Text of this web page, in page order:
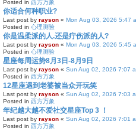
Posted in 西方万象
你适合何种职业?
Last post by rayson « Mon Aug 03, 2026 5:47
Posted in 心理测验
你是温柔派的人.还是疔伤派的人?
Last post by rayson « Mon Aug 03, 2026 5:45
Posted in 心理测验
星座每周运势8月3日-8月9日
Last post by rayson « Sun Aug 02, 2026 7:07
Posted in 西方万象
12星座遇到老婆被当众开玩笑
Last post by rayson « Sun Aug 02, 2026 7:03
Posted in 西方万象
年纪越大越不爱社交星座Top 3 ！
Last post by rayson « Sun Aug 02, 2026 7:01
Posted in 西方万象